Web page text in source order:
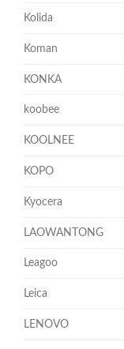
Kolida
Koman
KONKA
koobee
KOOLNEE
KOPO
Kyocera
LAOWANTONG
Leagoo
Leica
LENOVO